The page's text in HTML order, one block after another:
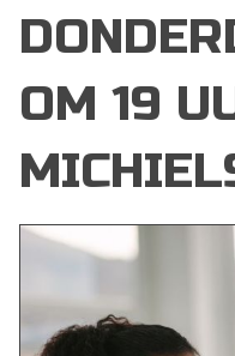
OM 19